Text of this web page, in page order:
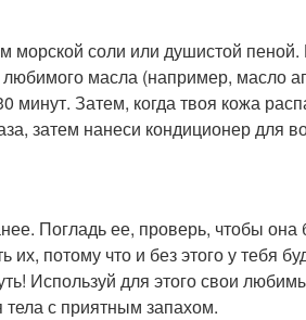
соли или душистой
любимого масла (например, масло
минут. Затем, когда твоя кожа
затем нанеси кондиционер для
Погладь ее, проверь, чтобы она
их, потому что и без этого у тебя
Используй для этого свои
с приятным запахом.